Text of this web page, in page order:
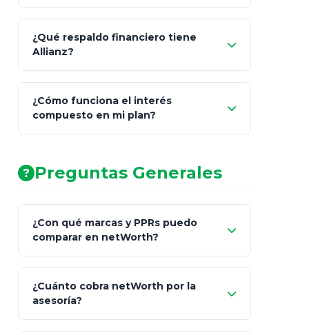
¿Qué respaldo financiero tiene
Allianz?
AA (Muy Fuerte)
¿Cómo funciona el interés
compuesto en mi plan?
Preguntas Generales
¿Con qué marcas y PPRs puedo
comparar en netWorth?
¿Cuánto cobra netWorth por la
asesoría?